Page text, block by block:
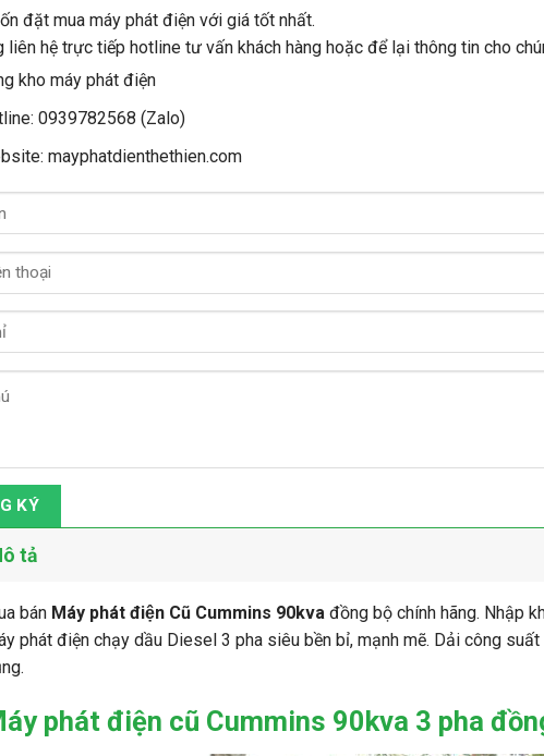
đặt mua máy phát điện với giá tốt nhất.
liên hệ trực tiếp hotline tư vấn khách hàng hoặc để lại thông tin cho
kho máy phát điện
0939782568 (Zalo)
mayphatdienthethien.com
KÝ
tả
bán Máy phát điện Cũ Cummins 90kva đồng bộ chính hãng. Nhập
phát điện chạy dầu Diesel 3 pha siêu bền bỉ, mạnh mẽ. Dải công
phát điện cũ Cummins 90kva 3 pha